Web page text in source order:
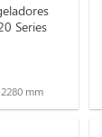
Series
mm